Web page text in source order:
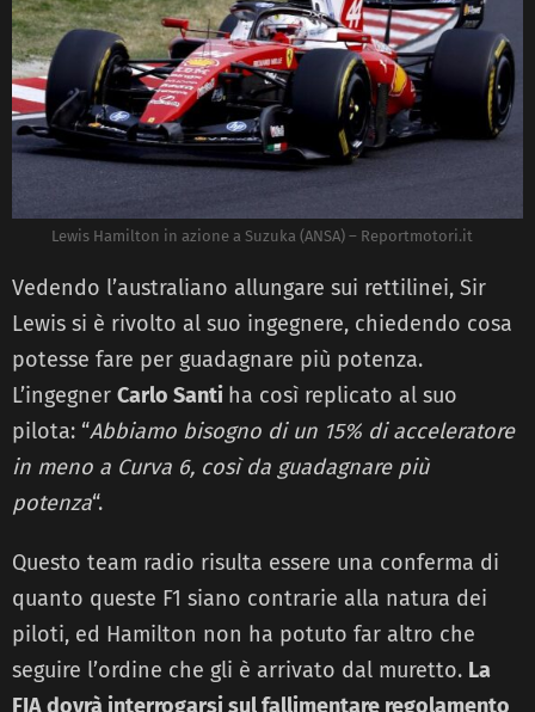
Lewis Hamilton in azione a Suzuka (ANSA) – Reportmotori.it
Vedendo l’australiano allungare sui rettilinei, Sir
Lewis si è rivolto al suo ingegnere, chiedendo cosa
potesse fare per guadagnare più potenza.
L’ingegner Carlo Santi ha così replicato al suo
pilota: “Abbiamo bisogno di un 15% di acceleratore
in meno a Curva 6, così da guadagnare più
potenza“.
Questo team radio risulta essere una conferma di
quanto queste F1 siano contrarie alla natura dei
piloti, ed Hamilton non ha potuto far altro che
seguire l’ordine che gli è arrivato dal muretto. La
FIA dovrà interrogarsi sul fallimentare regolamento